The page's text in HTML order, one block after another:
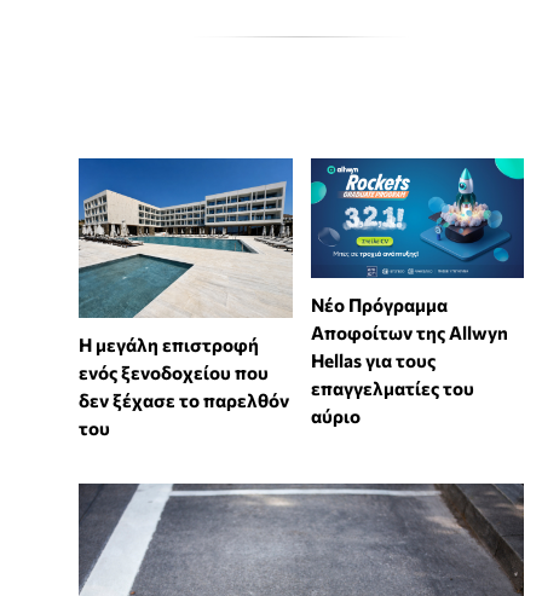
Η μεγάλη επιστροφή
ενός ξενοδοχείου που
δεν ξέχασε το παρελθόν
του
Νέο Πρόγραμμα
Αποφοίτων της Allwyn
Hellas για τους
επαγγελματίες του
αύριο